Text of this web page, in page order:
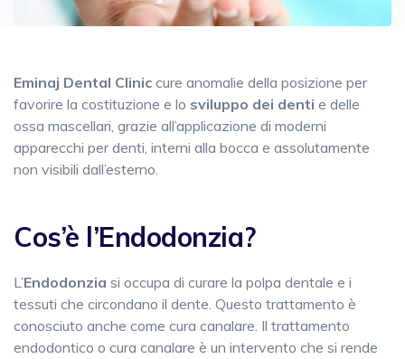
Eminaj Dental Clinic cure anomalie della posizione per
favorire la costituzione e lo sviluppo dei denti e delle
ossa mascellari, grazie all’applicazione di moderni
apparecchi per denti, interni alla bocca e assolutamente
non visibili dall’esterno.
Cos’è l’Endodonzia?
L’Endodonzia si occupa di curare la polpa dentale e i
tessuti che circondano il dente. Questo trattamento è
conosciuto anche come cura canalare. Il trattamento
endodontico o cura canalare è un intervento che si rende